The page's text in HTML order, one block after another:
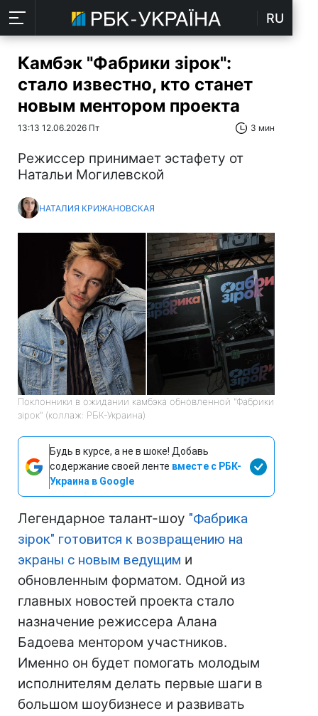
RU
Камбэк "Фабрики зірок":
стало известно, кто станет
новым ментором проекта
13:13 12.06.2026 Пт 3 мин
Режиссер принимает эстафету от
Натальи Могилевской
НАТАЛИЯ КРИЖАНОВСКАЯ
Поклонники в ожидании камбэка обновленной "Фабрики
зірок" (коллаж: РБК-Украина)
Будь в курсе, а не в шоке! Добавь
содержание своей ленте вместе с РБК-
Украина в Google
Легендарное талант-шоу "Фабрика
зірок" готовится к возвращению на
экраны с новым ведущим и
обновленным форматом. Одной из
главных новостей проекта стало
назначение режиссера Алана
Бадоева ментором участников.
Именно он будет помогать молодым
исполнителям делать первые шаги в
большом шоубизнесе и развивать